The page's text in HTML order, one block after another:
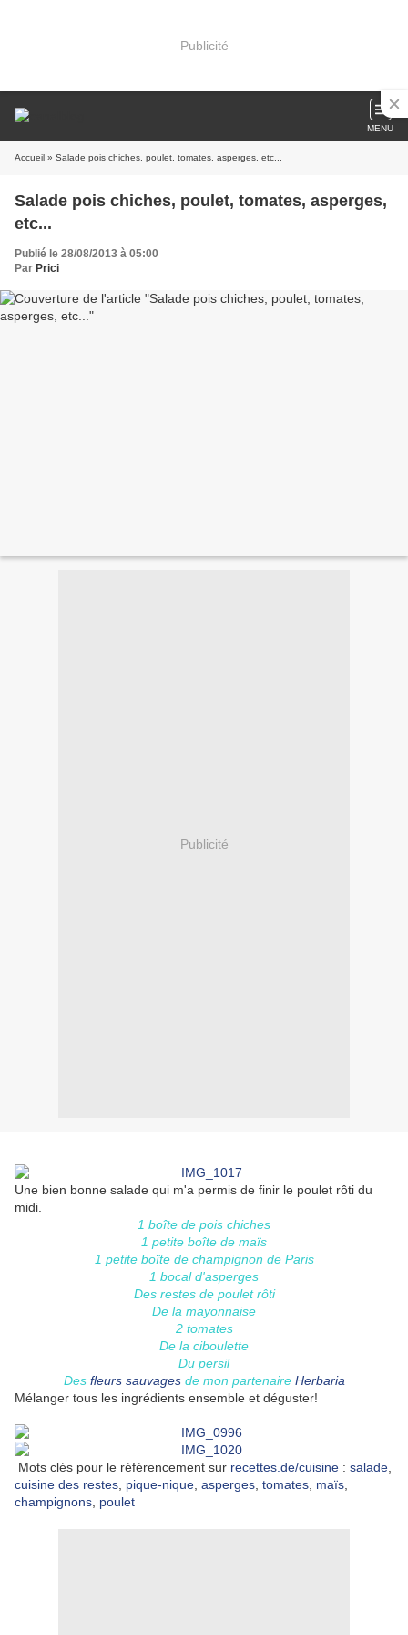
Publicité
MENU
Accueil » Salade pois chiches, poulet, tomates, asperges, etc...
Salade pois chiches, poulet, tomates, asperges,
etc...
Publié le 28/08/2013 à 05:00
Par Prici
Publicité
Une bien bonne salade qui m'a permis de finir le poulet rôti du
midi.
1 boîte de pois chiches
1 petite boîte de maïs
1 petite boïte de champignon de Paris
1 bocal d'asperges
Des restes de poulet rôti
De la mayonnaise
2 tomates
De la ciboulette
Du persil
Des fleurs sauvages de mon partenaire Herbaria
Mélanger tous les ingrédients ensemble et déguster!
Mots clés pour le référencement sur recettes.de/cuisine : salade
cuisine des restes pique-nique asperges tomates maïs
champignons poulet